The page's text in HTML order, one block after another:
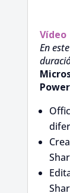
Vídeo
En